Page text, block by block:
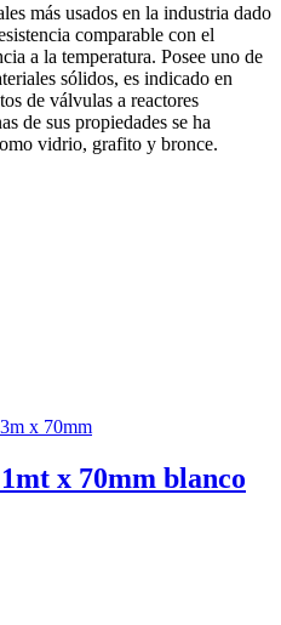
más usados en la industria dado
comparable con el
a la temperatura. Posee uno de
sólidos, es indicado en
de válvulas a reactores
de sus propiedades se ha
vidrio, grafito y bronce.
x 70mm blanco